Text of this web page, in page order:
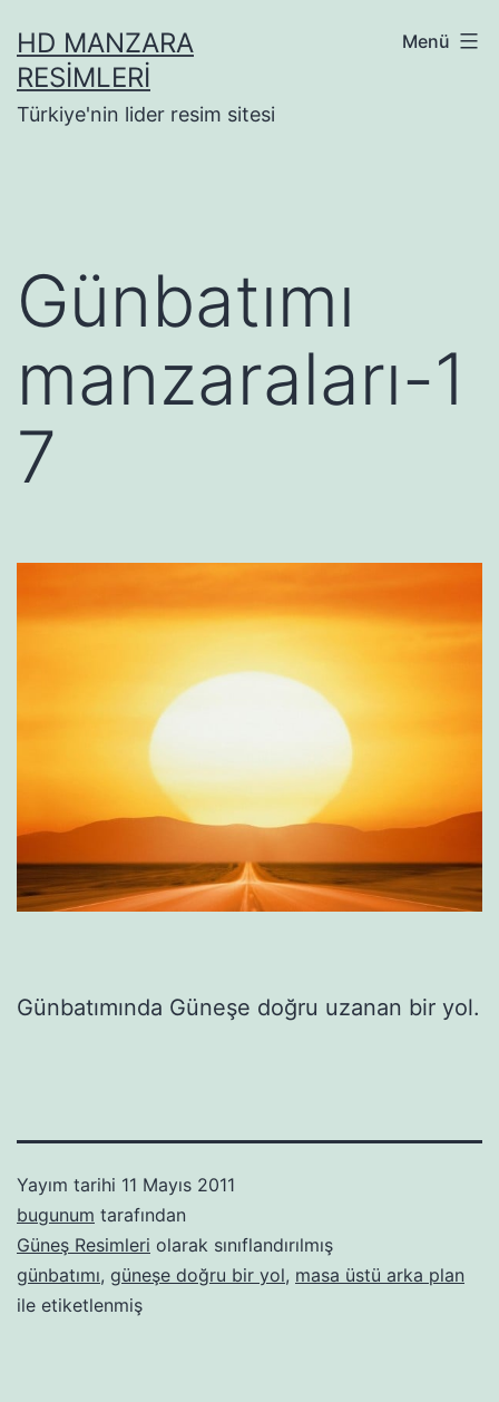
geçHD MANZARA
RESIMLERI
Türkiye'nin lider resim sitesi
Menü
Günbatımı
manzaraları-1
7
Günbatımında Güneşe doğru uzanan bir yol.
Yayım tarihi 11 Mayıs 2011
bugunum tarafından
Güneş Resimleri olarak sınıflandırılmış
günbatımı, güneşe doğru bir yol, masa üstü arka plan
ile etiketlenmiş